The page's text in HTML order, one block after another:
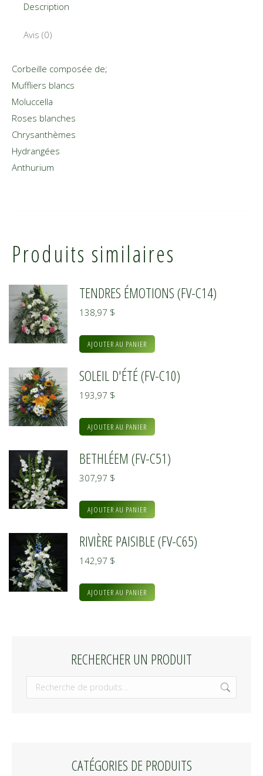
Description
Avis (0)
Corbeille composée de;
Muffliers blancs
Moluccella
Roses blanches
Chrysanthèmes
Hydrangées
Anthurium
Produits similaires
TENDRES ÉMOTIONS (FV-C14)
138,97 $
AJOUTER AU PANIER
SOLEIL D'ÉTÉ (FV-C10)
193,97 $
AJOUTER AU PANIER
BETHLÉEM (FV-C51)
307,97 $
AJOUTER AU PANIER
RIVIÈRE PAISIBLE (FV-C65)
142,97 $
AJOUTER AU PANIER
RECHERCHER UN PRODUIT
CATÉGORIES DE PRODUITS